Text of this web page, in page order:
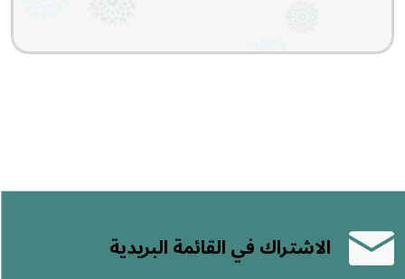
الاشتراك في القائمة البريدية